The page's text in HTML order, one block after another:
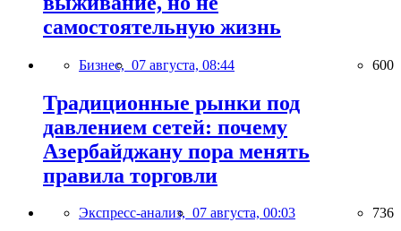
самостоятельную жизнь
Бизнес, 07 августа, 08:44 600
Традиционные рынки под
давлением сетей: почему
Азербайджану пора менять
правила торговли
Экспресс-анализ, 07 августа, 00:03 736